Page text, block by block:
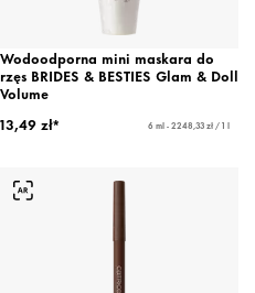
Wodoodporna mini maskara do
rzęs BRIDES & BESTIES Glam & Doll
Volume
13,49 zł*
6 ml - 2248,33 zł / 1 l